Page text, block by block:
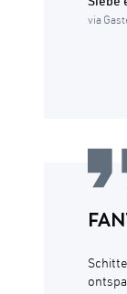
Siebe
via